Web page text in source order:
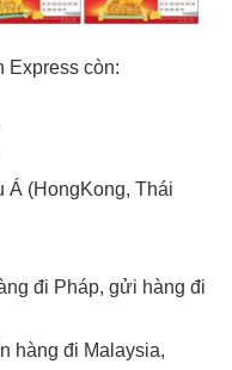
Express còn:
Á (HongKong, Thái
đi Pháp, gửi hàng đi
hàng đi Malaysia,